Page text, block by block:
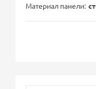
Материал панели